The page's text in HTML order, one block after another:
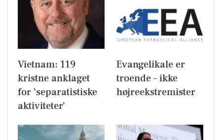
Vietnam: 119
kristne anklaget
for ’separatistiske
aktiviteter’
Evangelikale er
troende – ikke
højreekstremister